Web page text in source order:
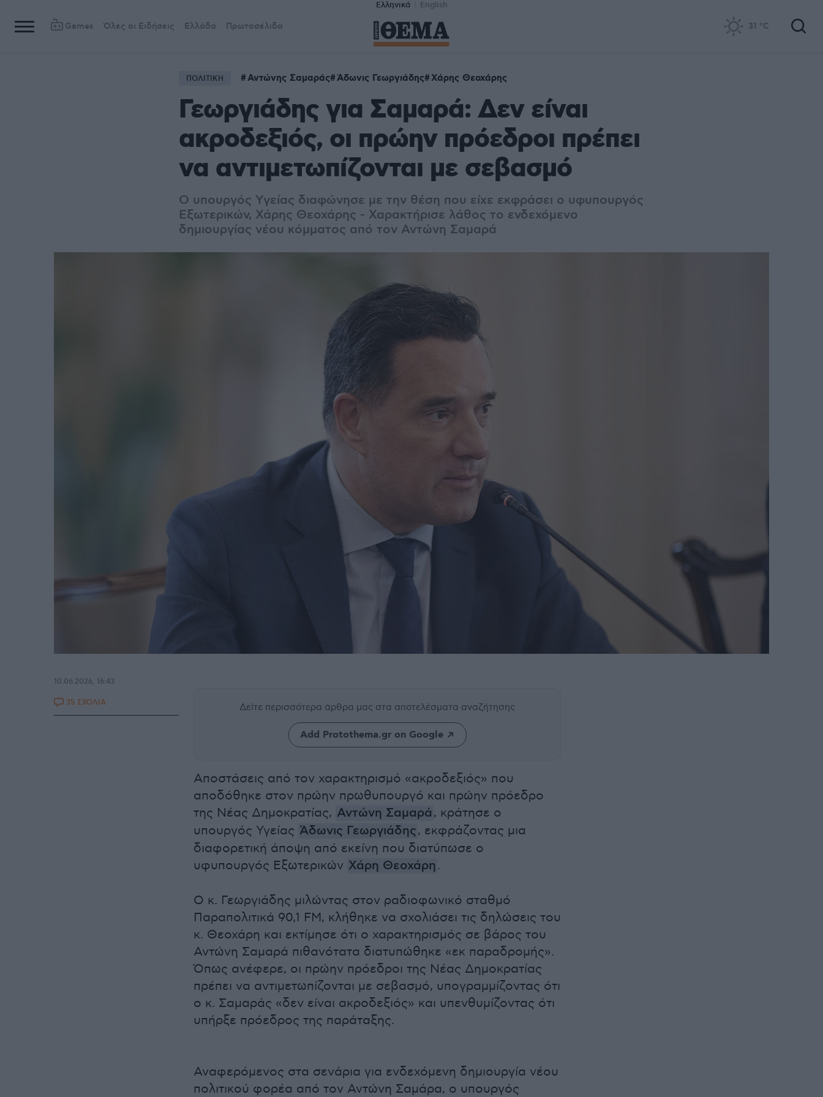
Ελληνικά English
Games Όλες οι Ειδήσεις Ελλάδα Πρωτοσέλιδα 31 °C
ΠΟΛΙΤΙΚΗ Αντώνης Σαμαράς Άδωνις Γεωργιάδης Χάρης Θεοχάρης
Γεωργιάδης για Σαμαρά: Δεν είναι
ακροδεξιός, οι πρώην πρόεδροι πρέπει
να αντιμετωπίζονται με σεβασμό
Ο υπουργός Υγείας διαφώνησε με την θέση που είχε εκφράσει ο υφυπουργός
Εξωτερικών, Χάρης Θεοχάρης - Χαρακτήρισε λάθος το ενδεχόμενο
δημιουργίας νέου κόμματος από τον Αντώνη Σαμαρά
Δείτε περισσότερα άρθρα μας στα αποτελέσματα αναζήτησης
Add Protothema.gr on Google
Αποστάσεις από τον χαρακτηρισμό «ακροδεξιός» που
αποδόθηκε στον πρώην πρωθυπουργό και πρώην πρόεδρο
της Νέας Δημοκρατίας, Αντώνη Σαμαρά , κράτησε ο
υπουργός Υγείας Άδωνις Γεωργιάδης, εκφράζοντας μια
διαφορετική άποψη από εκείνη που διατύπωσε ο
υφυπουργός Εξωτερικών Χάρη Θεοχάρη.
Ο κ. Γεωργιάδης μιλώντας στον ραδιοφωνικό σταθμό
Παραπολιτικά 90,1 FM, κλήθηκε να σχολιάσει τις δηλώσεις του
κ. Θεοχάρη και εκτίμησε ότι ο χαρακτηρισμός σε βάρος του
Αντώνη Σαμαρά πιθανότατα διατυπώθηκε «εκ παραδρομής».
Όπως ανέφερε, οι πρώην πρόεδροι της Νέας Δημοκρατίας
πρέπει να αντιμετωπίζονται με σεβασμό, υπογραμμίζοντας ότι
ο κ. Σαμαράς «δεν είναι ακροδεξιός» και υπενθυμίζοντας ότι
υπήρξε πρόεδρος της παράταξης.
Αναφερόμενος στα σενάρια για ενδεχόμενη δημιουργία νέου
πολιτικού φορέα από τον Αντώνη Σαμάρα, ο υπουργός
10.06.2026, 16:43
35 ΣΧΟΛΙΑ